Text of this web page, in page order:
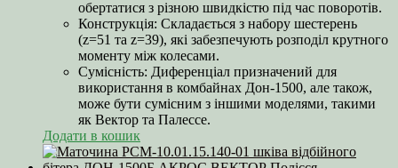
обертатися з різною швидкістю під час поворотів.
Конструкція: Складається з набору шестерень
(z=51 та z=39), які забезпечують розподіл крутного
моменту між колесами.
Сумісність: Диференціал призначений для
використання в комбайнах Дон-1500, але також,
може бути сумісним з іншими моделями, такими
як Вектор та Палессе.
Додати в кошик